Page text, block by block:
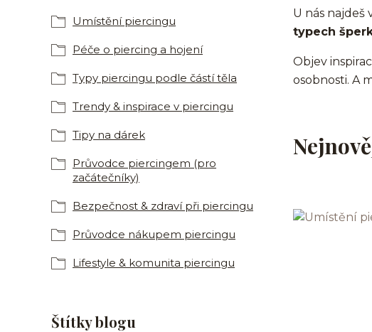
Umístění piercingu
Péče o piercing a hojení
Typy piercingu podle částí těla
Trendy & inspirace v piercingu
Tipy na dárek
Průvodce piercingem (pro
začátečníky)
Bezpečnost & zdraví při piercingu
Průvodce nákupem piercingu
Lifestyle & komunita piercingu
Štítky blogu
U nás najdeš
typech
Objev
osobnosti. A